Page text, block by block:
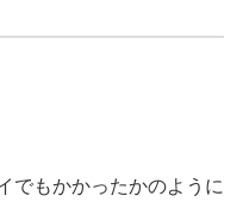
でもかかったかのように